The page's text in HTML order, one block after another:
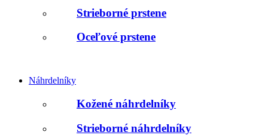
Strieborné prstene
Oceľové prstene
Náhrdelníky
Kožené náhrdelníky
Strieborné náhrdelníky